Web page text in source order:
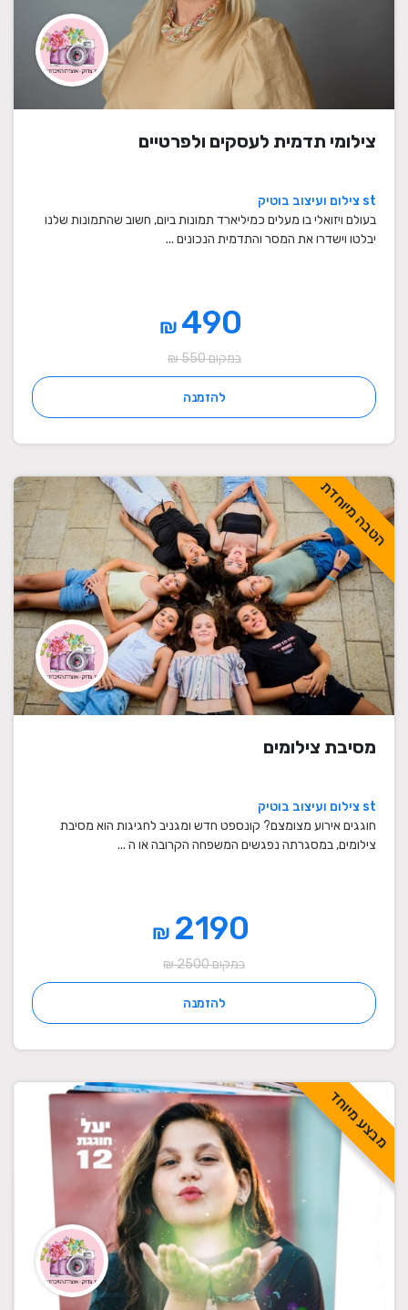
צילומי תדמית לעסקים ולפרטיים
st צילום ועיצוב בוטיק
בעולם ויזואלי בו מעלים כמיליארד תמונות ביום, חשוב שהתמונות שלנו
יבלטו וישדרו את המסר והתדמית הנכונים ...
₪
במקום 550 ₪
להזמנה
הטבה מיוחדת
מסיבת צילומים
st צילום ועיצוב בוטיק
חוגגים אירוע מצומצם? קונספט חדש ומגניב לחגיגות הוא מסיבת
צילומים, במסגרתה נפגשים המשפחה הקרובה או ה ...
₪
במקום 2500 ₪
להזמנה
מבצע מיוחד